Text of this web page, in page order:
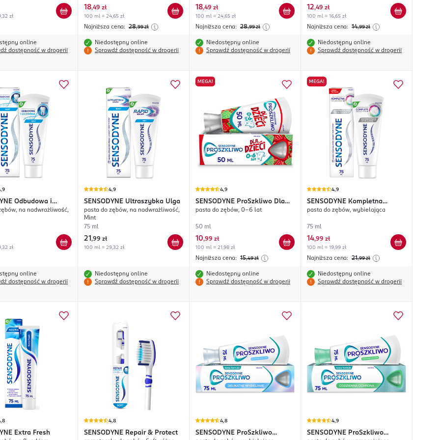
zł
online
dostępność w drogerii
18,49 zł
100 ml = 24,65 zł
Najniższa cena: 28,99 zł
Niedostępny online
Sprawdź dostępność w drogerii
18,49 zł
100 ml = 24,65 zł
Najniższa cena: 28,99 zł
Niedostępny online
Sprawdź dostępność w drogerii
12,49 zł
100 ml = 16,65 zł
Najniższa cena: 14,99 zł
Niedostępny online
Sprawdź dostępność w drogerii
Odbudowa i
na nadwrażliwość,
zł
online
dostępność w drogerii
4,9
SENSODYNE Ultraszybka Ulga
pasta do zębów, na nadwrażliwość,
Mint
75 ml
21 ,99 zł
100 ml = 29,32 zł
Niedostępny online
Sprawdź dostępność w drogerii
MEGA!
4,9
SENSODYNE ProSzkliwo Dla
Dzieci
pasta do zębów, 0-6 lat
50 ml
10,99 zł
100 ml = 21,98 zł
Najniższa cena: 15,49 zł
Niedostępny online
Sprawdź dostępność w drogerii
MEGA!
4,9
SENSODYNE Kompletna
Ochrona+
pasta do zębów, wybielająca
75 ml
14,99 zł
100 ml = 19,99 zł
Najniższa cena: 21,99 zł
Niedostępny online
Sprawdź dostępność w drogerii
Extra Fresh
4,8
SENSODYNE Repair & Protect
4,8
SENSODYNE ProSzkliwo
4,9
SENSODYNE ProSzkliwo